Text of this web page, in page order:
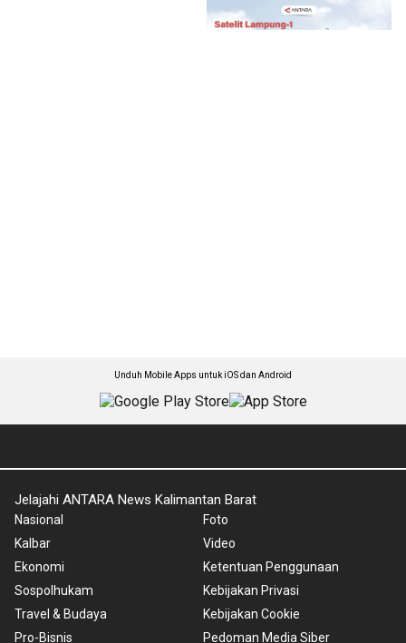
Unduh Mobile Apps untuk iOS dan Android
Jelajahi ANTARA News Kalimantan Barat
Nasional
Kalbar
Ekonomi
Sospolhukam
Travel & Budaya
Pro-Bisnis
Foto
Video
Ketentuan Penggunaan
Kebijakan Privasi
Kebijakan Cookie
Pedoman Media Siber